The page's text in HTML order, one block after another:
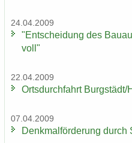
24.04.2009
"Ent­schei­dung des
voll"
22.04.2009
Orts­durch­fahrt
07.04.2009
Denk­mal­för­de­rung durch